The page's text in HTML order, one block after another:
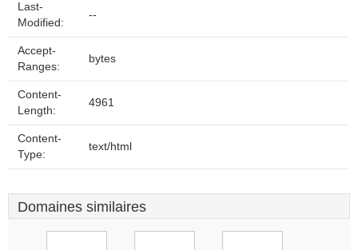
Last-
Modified:
--
Accept-
Ranges:
bytes
Content-
Length:
4961
Content-
Type:
text/html
Domaines similaires